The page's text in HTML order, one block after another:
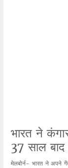
भारत ने
37 साल
मेलबोर्न- भारत ने अपने